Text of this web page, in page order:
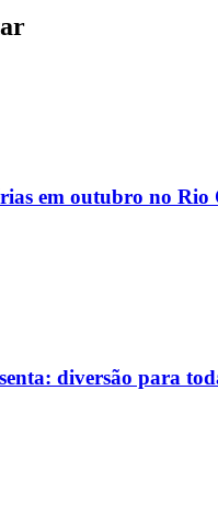
em outubro no Rio
diversão para